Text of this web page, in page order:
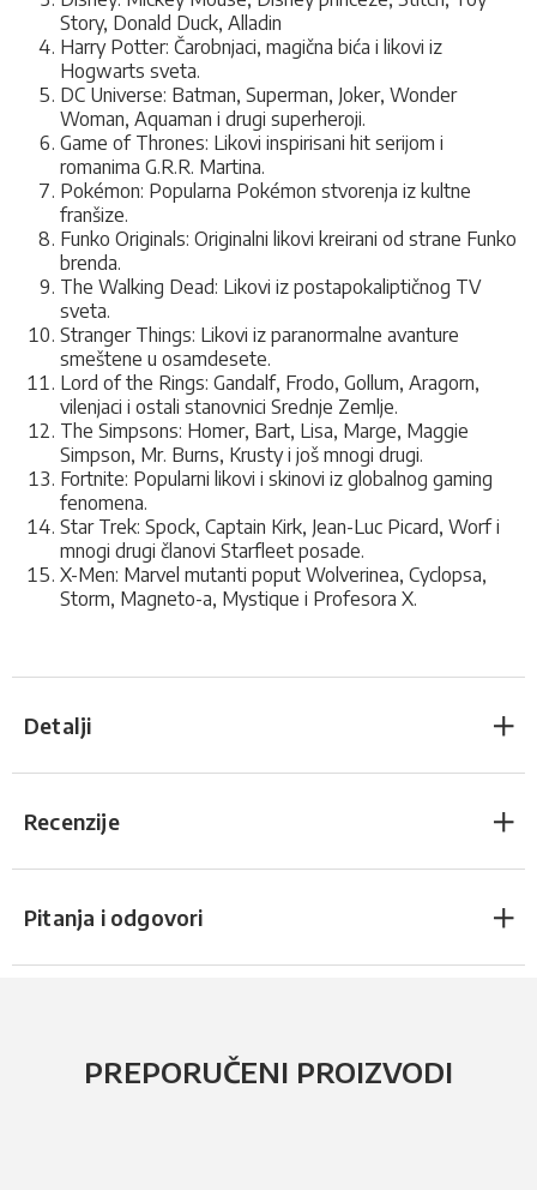
Story, Donald Duck, Alladin
Harry Potter: Čarobnjaci, magična bića i likovi iz
Hogwarts sveta.
DC Universe: Batman, Superman, Joker, Wonder
Woman, Aquaman i drugi superheroji.
Game of Thrones: Likovi inspirisani hit serijom i
romanima G.R.R. Martina.
Pokémon: Popularna Pokémon stvorenja iz kultne
franšize.
Funko Originals: Originalni likovi kreirani od strane Funko
brenda.
The Walking Dead: Likovi iz postapokaliptičnog TV
sveta.
Stranger Things: Likovi iz paranormalne avanture
smeštene u osamdesete.
Lord of the Rings: Gandalf, Frodo, Gollum, Aragorn,
vilenjaci i ostali stanovnici Srednje Zemlje.
The Simpsons: Homer, Bart, Lisa, Marge, Maggie
Simpson, Mr. Burns, Krusty i još mnogi drugi.
Fortnite: Popularni likovi i skinovi iz globalnog gaming
fenomena.
Star Trek: Spock, Captain Kirk, Jean-Luc Picard, Worf i
mnogi drugi članovi Starfleet posade.
X-Men: Marvel mutanti poput Wolverinea, Cyclopsa,
Storm, Magneto-a, Mystique i Profesora X.
Detalji
Recenzije
Pitanja i odgovori
PREPORUČENI PROIZVODI